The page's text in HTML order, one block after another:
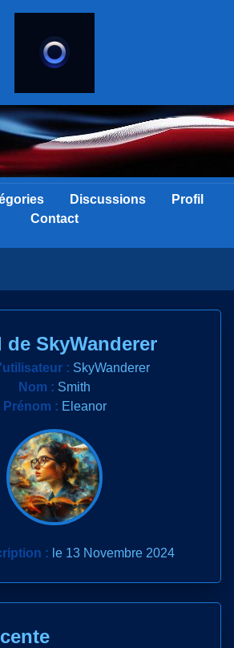
Discussions
Profil
Contact
de SkyWanderer
: SkyWanderer
Nom : Smith
Prénom : Eleanor
: le 13 Novembre 2024